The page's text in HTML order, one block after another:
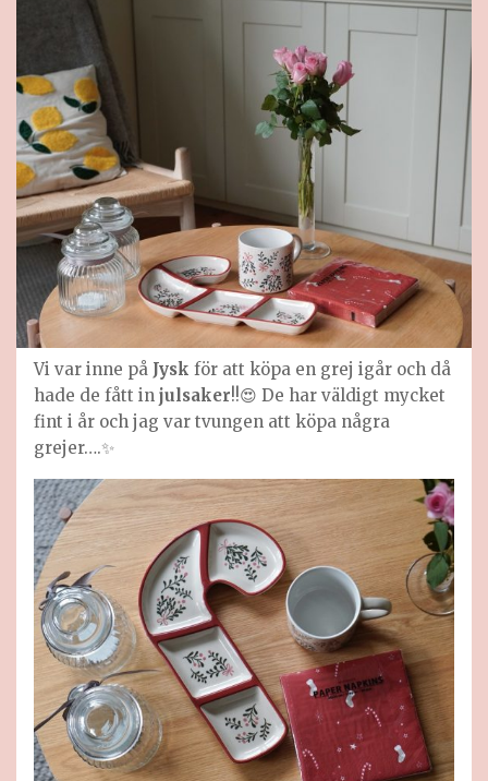
Vi var inne på Jysk för att köpa en grej igår och då
hade de fått in julsaker!!😍 De har väldigt mycket
fint i år och jag var tvungen att köpa några
grejer….✨